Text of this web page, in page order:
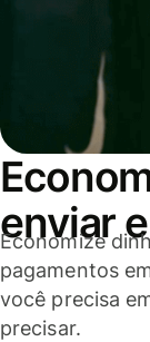
enviar
Economize
pagamentos
você precisa
precisar.